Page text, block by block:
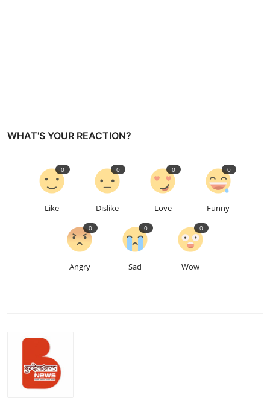
WHAT'S YOUR REACTION?
Like
0
Dislike
0
Love
0
Funny
0
Angry
0
Sad
0
Wow
0